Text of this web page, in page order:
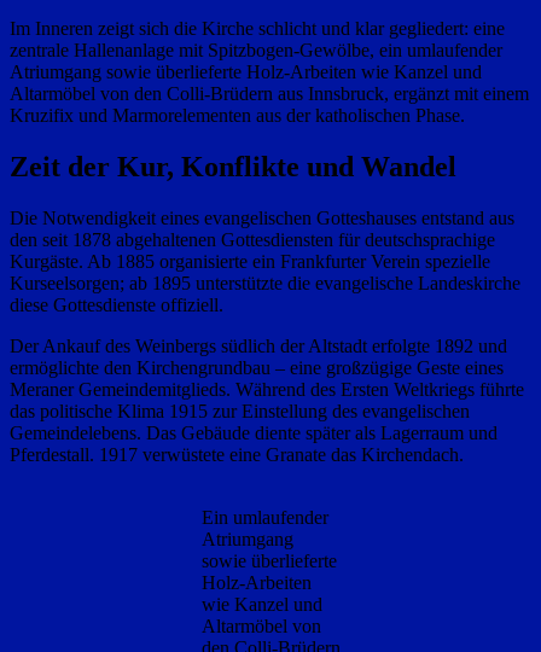
Im Inneren zeigt sich die Kirche schlicht und klar gegliedert: eine
zentrale Hallenanlage mit Spitzbogen‑Gewölbe, ein umlaufender
Atriumgang sowie überlieferte Holz‑Arbeiten wie Kanzel und
Altarmöbel von den Colli‑Brüdern aus Innsbruck, ergänzt mit einem
Kruzifix und Marmorelementen aus der katholischen Phase.
Zeit der Kur, Konflikte und Wandel
Die Notwendigkeit eines evangelischen Gotteshauses entstand aus
den seit 1878 abgehaltenen Gottesdiensten für deutschsprachige
Kurgäste. Ab 1885 organisierte ein Frankfurter Verein spezielle
Kurseelsorgen; ab 1895 unterstützte die evangelische Landeskirche
diese Gottesdienste offiziell.
Der Ankauf des Weinbergs südlich der Altstadt erfolgte 1892 und
ermöglichte den Kirchengrundbau – eine großzügige Geste eines
Meraner Gemeindemitglieds. Während des Ersten Weltkriegs führte
das politische Klima 1915 zur Einstellung des evangelischen
Gemeindelebens. Das Gebäude diente später als Lagerraum und
Pferdestall. 1917 verwüstete eine Granate das Kirchendach.
Ein umlaufender
Atriumgang
sowie überlieferte
Holz‑Arbeiten
wie Kanzel und
Altarmöbel von
den Colli‑Brüdern